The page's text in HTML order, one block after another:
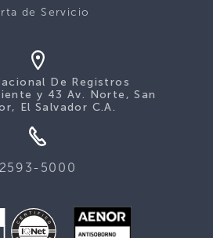
de Servicio
De Registros
y 43 Av. Norte, San
El Salvador C.A.
2593-5000